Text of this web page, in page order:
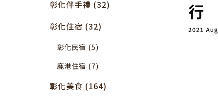
彰化伴手禮 (32)
彰化住宿 (32)
彰化民宿 (5)
鹿港住宿 (7)
彰化美食 (164)
行
2021